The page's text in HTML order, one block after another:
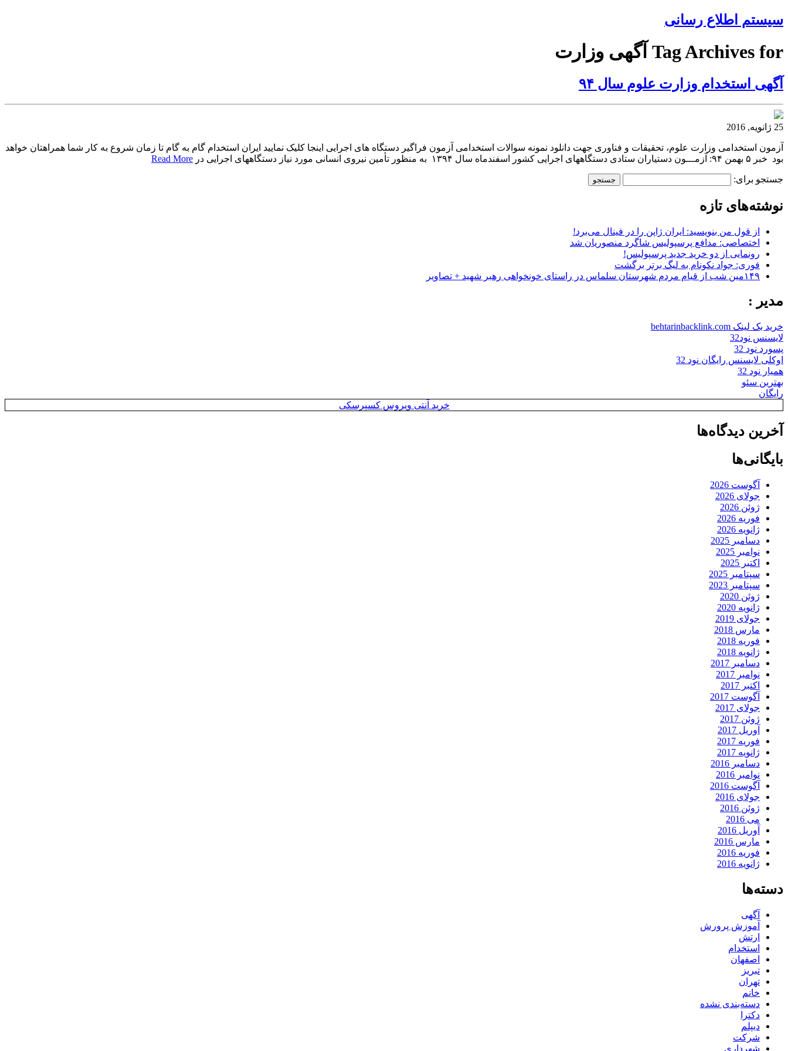
سیستم اطلاع رسانی
Tag Archives for آگهی وزارت
آگهی استخدام وزارت علوم سال ۹۴
25 ژانویه, 2016
آزمون استخدامی وزارت علوم، تحقیقات و فناوری جهت دانلود نمونه سوالات استخدامی آزمون فراگیر دستگاه های اجرایی اینجا کلیک نمایید ایران استخدام گام به گام تا زمان شروع به کار شما همراهتان خواهد
بود خبر ۵ بهمن ۹۴: آزمـــون دستیاران ستادی دستگاههای اجرایی کشور اسفندماه سال ۱۳۹۴ به منظور تأمین نیروی انسانی مورد نیاز دستگاههای اجرایی در
Read More
جستجو برای:
نوشته‌های تازه
از قول من بنویسید: ایران ژاپن را در فینال می‌برد!
اختصاصی: مدافع پرسپولیس شاگرد منصوریان شد
رونمایی از دو خرید جدید پرسپولیس!
فوری: جواد نکونام به لیگ برتر برگشت
۱۴۹مین شب از قیام مردم شهرستان سلماس در راستای خونخواهی رهبر شهید + تصاویر
مدیر :
خرید بک لینک behtarinbacklink.com
لایسنس نود32
پسورد نود 32
اوکلی لایسنس رایگان نود 32
همیار نود 32
بهترین سئو
رایگان
خرید آنتی ویروس کسپرسکی
آخرین دیدگاه‌ها
بایگانی‌ها
آگوست 2026
جولای 2026
ژوئن 2026
فوریه 2026
ژانویه 2026
دسامبر 2025
نوامبر 2025
اکتبر 2025
سپتامبر 2025
سپتامبر 2023
ژوئن 2020
ژانویه 2020
جولای 2019
مارس 2018
فوریه 2018
ژانویه 2018
دسامبر 2017
نوامبر 2017
اکتبر 2017
آگوست 2017
جولای 2017
ژوئن 2017
آوریل 2017
فوریه 2017
ژانویه 2017
دسامبر 2016
نوامبر 2016
آگوست 2016
جولای 2016
ژوئن 2016
می 2016
آوریل 2016
مارس 2016
فوریه 2016
ژانویه 2016
دسته‌ها
آگهی
آموزش پرورش
ارتش
استخدام
اصفهان
تبریز
تهران
خانم
دسته‌بندی نشده
دکترا
دیپلم
شرکت
شهرداری